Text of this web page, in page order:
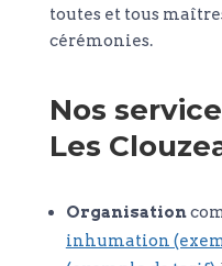
toutes et tous
cérémonies.
Nos
Les
Organisation
inhumation